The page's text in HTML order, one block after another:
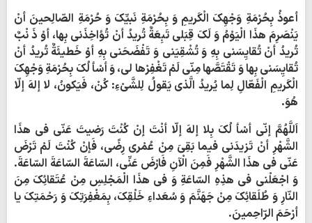
أعوذُ بِحُرْمَةِ وَجْهِکَ الْکَریمِ وَ بِحُرْمَةِ نَبیِّکَ وَ حُرْمَةِ الصّالِحینَ أنْ
یَنْصَرِمَ هذَا الْیَوْمُ وَ لَکَ قِبَلی تَبِعَةٌ تُریدُ أنْ تُؤاخِذَنی بِها، أوْ ذَ نْبٌ
تُریدُ أنْ تُقایِسَنی بِهِ وَ تُشْقِیَنی وَ تَفْضَحَنی بِهِ أوْ خَطیئَةٌ تُریدُ أنْ
تُقایِسَنی بِها وَ تَقْتَصَّها مِنّی لَمْ تَغْفِرْها لی، وَ أسْأ لُکَ بِحُرْمَةِ وَجْهِکَ
الْکَریمِ الْفَعّالِ لِما یُریدُ الَّذی یَقولُ لِلشَّیْ‏ءِ: کُنْ، فَیَکونُ، لا إلهَ إلّا
هُوَ.
اَللَّهُمَّ إنّی أسْأ لُکَ بِلا إلهَ إلّا أنْتَ إنْ کُنْتَ رَضیتَ عَنّی فی هذَا
الشَّهْرِ أنْ تَزیدَنی فیما بَقِیَ مِنْ عُمْری رِضًی، فَإنْ کُنْتَ لَمْ تَرْضَ
عَنّی فی هذَا الشَّهْرِ فَمِنَ الْآنِ فَارْضَ عَنِّی، السّاعَةَ السّاعَةَ السّاعَةَ.
وَ اجْعَلْنی فی هذِهِ السّاعَةِ وَ فی هذَا الْمَجْلِسِ مِنْ عُتَقائِکَ مِنَ
النّارِ وَ طُلَقائِکَ مِنْ جَهَنَّمَ وَ سُعَداءِ خَلْقِکَ، بِمَغْفِرَتِکَ وَ رَحْمَتِکَ یا
أرْحَمَ الرّاحِمینَ.